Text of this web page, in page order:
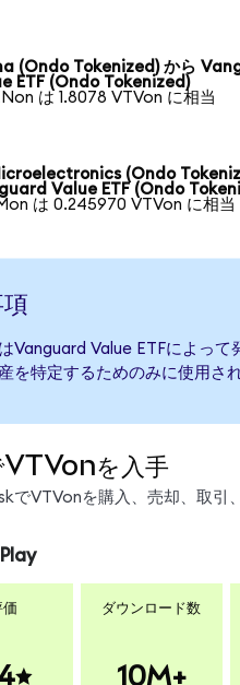
(Ondo Tokenized) から
ETF (Ondo Tokenized)
は 1.8078 VTVon に相当
(Ondo
Value ETF (Ondo
は 0.245970 VTVon に相当
Vanguard Value ETFによっ
を特定するためのみに使用され
VTVonを入手
でVTVonを購入、売却、取引
価 ダウンロード数
10M+